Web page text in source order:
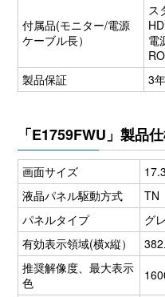
付属品(モニター/電源
ケーブル長）
ス
電
製品保証
3
「E1759FWU」製品
画面サイズ
液晶パネル駆動方式
TN
パネルタイプ
グ
有効表示領域(横x縦）
推奨解像度、最大表示
色